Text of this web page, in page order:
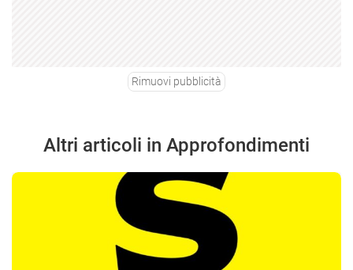
Rimuovi pubblicità
Altri articoli in Approfondimenti